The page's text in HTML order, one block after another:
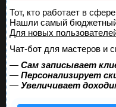
Тот, кто работает в
Нашли самый
Для новых
Чат-бот для мастеров и
— Сам записывает
— Персонализирует
— Увеличивает